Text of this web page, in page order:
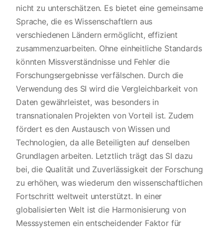
nicht zu unterschätzen. Es bietet eine gemeinsame
Sprache, die es Wissenschaftlern aus
verschiedenen Ländern ermöglicht, effizient
zusammenzuarbeiten. Ohne einheitliche Standards
könnten Missverständnisse und Fehler die
Forschungsergebnisse verfälschen. Durch die
Verwendung des SI wird die Vergleichbarkeit von
Daten gewährleistet, was besonders in
transnationalen Projekten von Vorteil ist. Zudem
fördert es den Austausch von Wissen und
Technologien, da alle Beteiligten auf denselben
Grundlagen arbeiten. Letztlich trägt das SI dazu
bei, die Qualität und Zuverlässigkeit der Forschung
zu erhöhen, was wiederum den wissenschaftlichen
Fortschritt weltweit unterstützt. In einer
globalisierten Welt ist die Harmonisierung von
Messsystemen ein entscheidender Faktor für